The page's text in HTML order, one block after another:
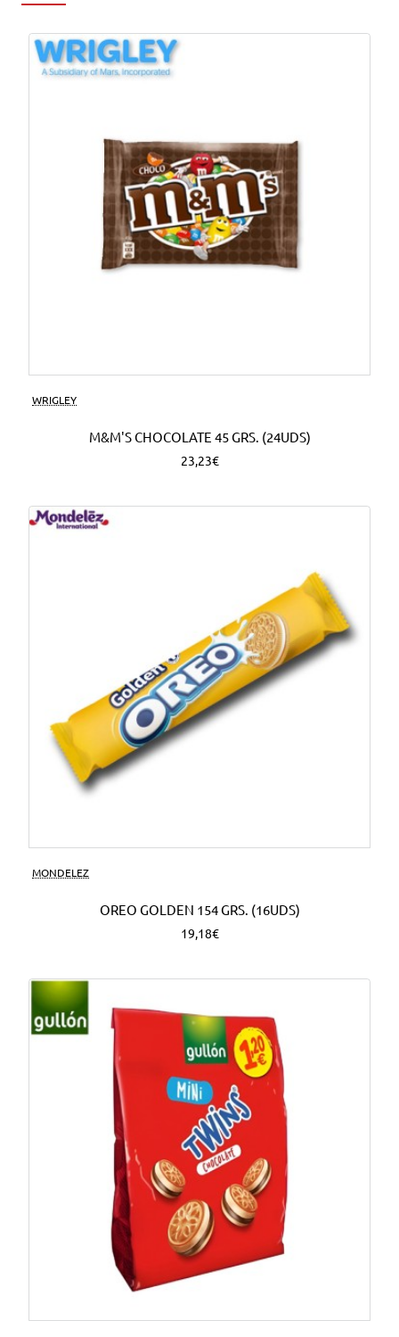
WRIGLEY
M&M'S CHOCOLATE 45 GRS. (24UDS)
23,23€
MONDELEZ
OREO GOLDEN 154 GRS. (16UDS)
19,18€